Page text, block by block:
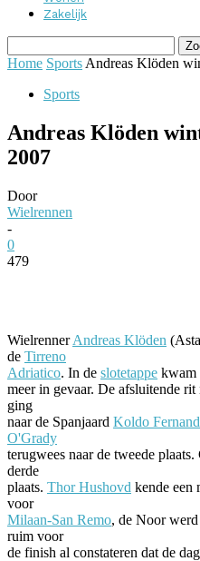
Zakelijk
Home Sports Andreas Klöden
Sports
Andreas Klöden
2007
Door
Wielrennen
-
0
479
WielrennerAndreas Klöden
de Tirreno
Adriatico. In de slotetappe kwam
meer in gevaar. De afsluitende
ging
naar de Spanjaard Koldo
O'Grady
terugwees naar de tweede
derde
plaats. Thor Hushovd kende een
voor
Milaan-San Remo, de Noor werd
ruim voor
de finish al constateren dat de